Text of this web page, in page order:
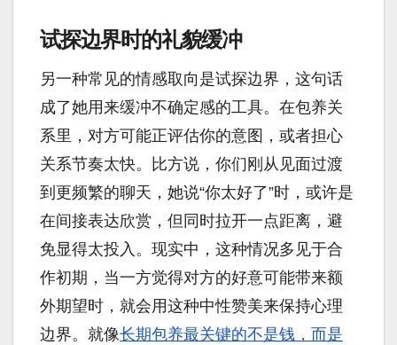
试探边界时的礼貌缓冲
另一种常见的情感取向是试探边界，这句话
成了她用来缓冲不确定感的工具。在包养关
系里，对方可能正评估你的意图，或者担心
关系节奏太快。比方说，你们刚从见面过渡
到更频繁的聊天，她说“你太好了”时，或许是
在间接表达欣赏，但同时拉开一点距离，避
免显得太投入。现实中，这种情况多见于合
作初期，当一方觉得对方的好意可能带来额
外期望时，就会用这种中性赞美来保持心理
边界。就像长期包养最关键的不是钱，而是